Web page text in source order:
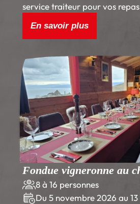
service traiteur pour vos
En savoir plus
Fondue vigneronne au
8 à 16 personnes
Du 5 novembre 2026 au